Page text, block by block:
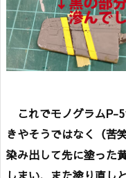
これでモノグラムP-
きやそうではなく（苦
染み出して先に塗った